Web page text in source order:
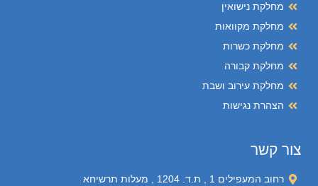
מחלקת נישואין
מחלקת מקוואות
מחלקת כשרות
מחלקת קבורה
מחלקת עירוב ושבת
הצהרת נגישות
צור קשר
רחוב המעפילים 1 , ת.ד. 1204 , מעלות תרשיחא